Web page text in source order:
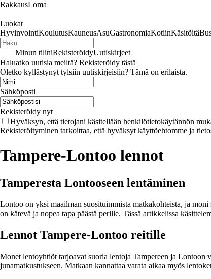
RakkausLoma
Luokat
HyvinvointiKoulutusKauneusAsuGastronomiaKotiinKäsitöitä
Minun tiliniRekisteröidyUutiskirjeet
Haluatko uutisia meiltä? Rekisteröidy tästä
Oletko kyllästynyt tylsiin uutiskirjeisiin? Tämä on erilaista.
Sähköposti
Rekisteröidy nyt
Hyväksyn, että tietojani käsitellään henkilötietokäytännön
Rekisteröityminen tarkoittaa, että hyväksyt käyttöehtomme ja
Tampere-Lontoo lennot
Tamperesta Lontooseen lentäminen
Lontoo on yksi maailman suosituimmista matkakohteista, ja
on kätevä ja nopea tapa päästä perille. Tässä artikkelissa
Lennot Tampere-Lontoo reitille
Monet lentoyhtiöt tarjoavat suoria lentoja Tampereen ja Lontoon
junamatkustukseen. Matkaan kannattaa varata aikaa myös